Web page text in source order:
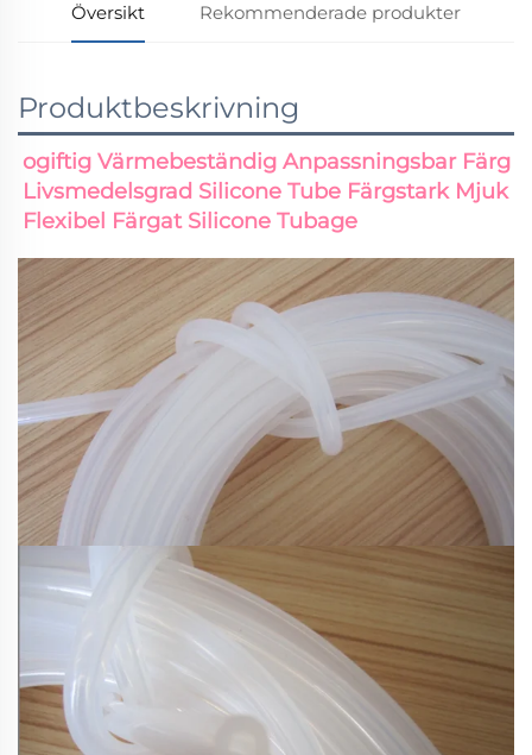
Översikt Rekommenderade produkter
Produktbeskrivning
ogiftig Värmebeständig Anpassningsbar Färg
Livsmedelsgrad Silicone Tube Färgstark Mjuk
Flexibel Färgat Silicone Tubage